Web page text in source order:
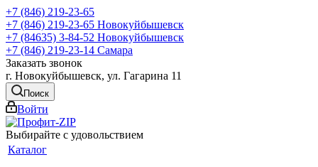
+7 (846) 219-23-65
+7 (846) 219-23-65 Новокуйбышевск
+7 (84635) 3-84-52 Новокуйбышевск
+7 (846) 219-23-14 Самара
Заказать звонок
г. Новокуйбышевск, ул. Гагарина 11
Поиск
Войти
Выбирайте с удовольствием
Каталог